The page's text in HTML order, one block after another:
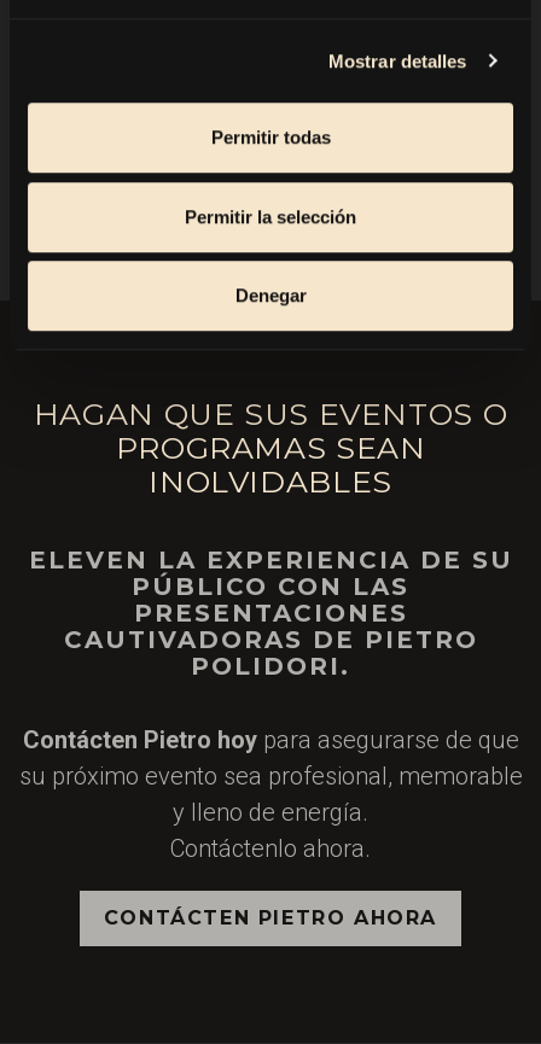
Mostrar detalles
Permitir todas
Permitir la selección
Denegar
More info:waltherpark.com
VOLVER
HAGAN QUE SUS EVENTOS O
PROGRAMAS SEAN
INOLVIDABLES
ELEVEN LA EXPERIENCIA DE SU
PÚBLICO CON LAS
PRESENTACIONES
CAUTIVADORAS DE PIETRO
POLIDORI.
Contácten Pietro hoy para asegurarse de que
su próximo evento sea profesional, memorable
y lleno de energía.
Contáctenlo ahora.
CONTÁCTEN PIETRO AHORA